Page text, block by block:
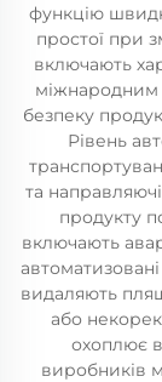
функцію
простої при
включають
міжнародним
безпеку
Рівень
та
продукту
включають
видаляють
або
охоплює
виробників